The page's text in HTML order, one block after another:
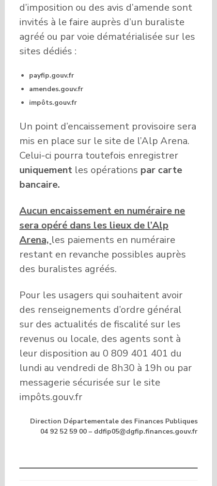
d’imposition ou des avis d’amende sont
invités à le faire auprès d’un buraliste
agréé ou par voie dématérialisée sur les
sites dédiés :
payfip.gouv.fr
amendes.gouv.fr
impôts.gouv.fr
Un point d’encaissement provisoire sera
mis en place sur le site de l’Alp Arena.
Celui-ci pourra toutefois enregistrer
uniquement les opérations par carte
bancaire.
Aucun encaissement en numéraire ne
sera opéré dans les lieux de l’Alp
Arena, les paiements en numéraire
restant en revanche possibles auprès
des buralistes agréés.
Pour les usagers qui souhaitent avoir
des renseignements d’ordre général
sur des actualités de fiscalité sur les
revenus ou locale, des agents sont à
leur disposition au 0 809 401 401 du
lundi au vendredi de 8h30 à 19h ou par
messagerie sécurisée sur le site
impôts.gouv.fr
Direction Départementale des Finances Publiques
04 92 52 59 00 – ddfip05@dgfip.finances.gouv.fr